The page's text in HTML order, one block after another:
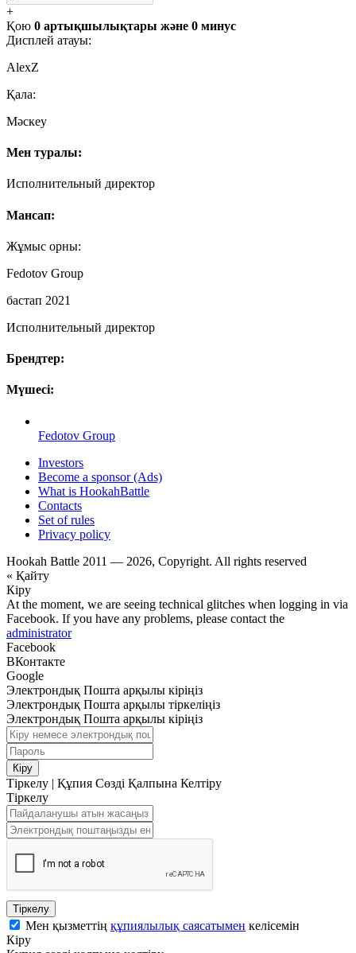
+
Қою 0 артықшылықтары және 0 минус
Дисплей атауы:
AlexZ
Қала:
Мәскеу
Мен туралы:
Исполнительный директор
Мансап:
Жұмыс орны:
Fedotov Group
бастап 2021
Исполнительный директор
Брендтер:
Мүшесі:
Fedotov Group
Investors
Become a sponsor (Ads)
What is HookahBattle
Contacts
Set of rules
Privacy policy
Hookah Battle 2011 — 2026, Copyright. All rights reserved
« Қайту
Кіру
At the moment, we are seeing technical glitches when logging in via
Facebook. If you have any problems, please contact the
administrator
Facebook
ВКонтакте
Google
Электрондық Пошта арқылы кіріңіз
Электрондық Пошта арқылы тіркеліңіз
Электрондық Пошта арқылы кіріңіз
Кіру
Тіркелу | Құпия Сөзді Қалпына Келтіру
Тіркелу
Тіркелу
Мен қызметтің құпиялылық саясатымен келісемін
Кіру